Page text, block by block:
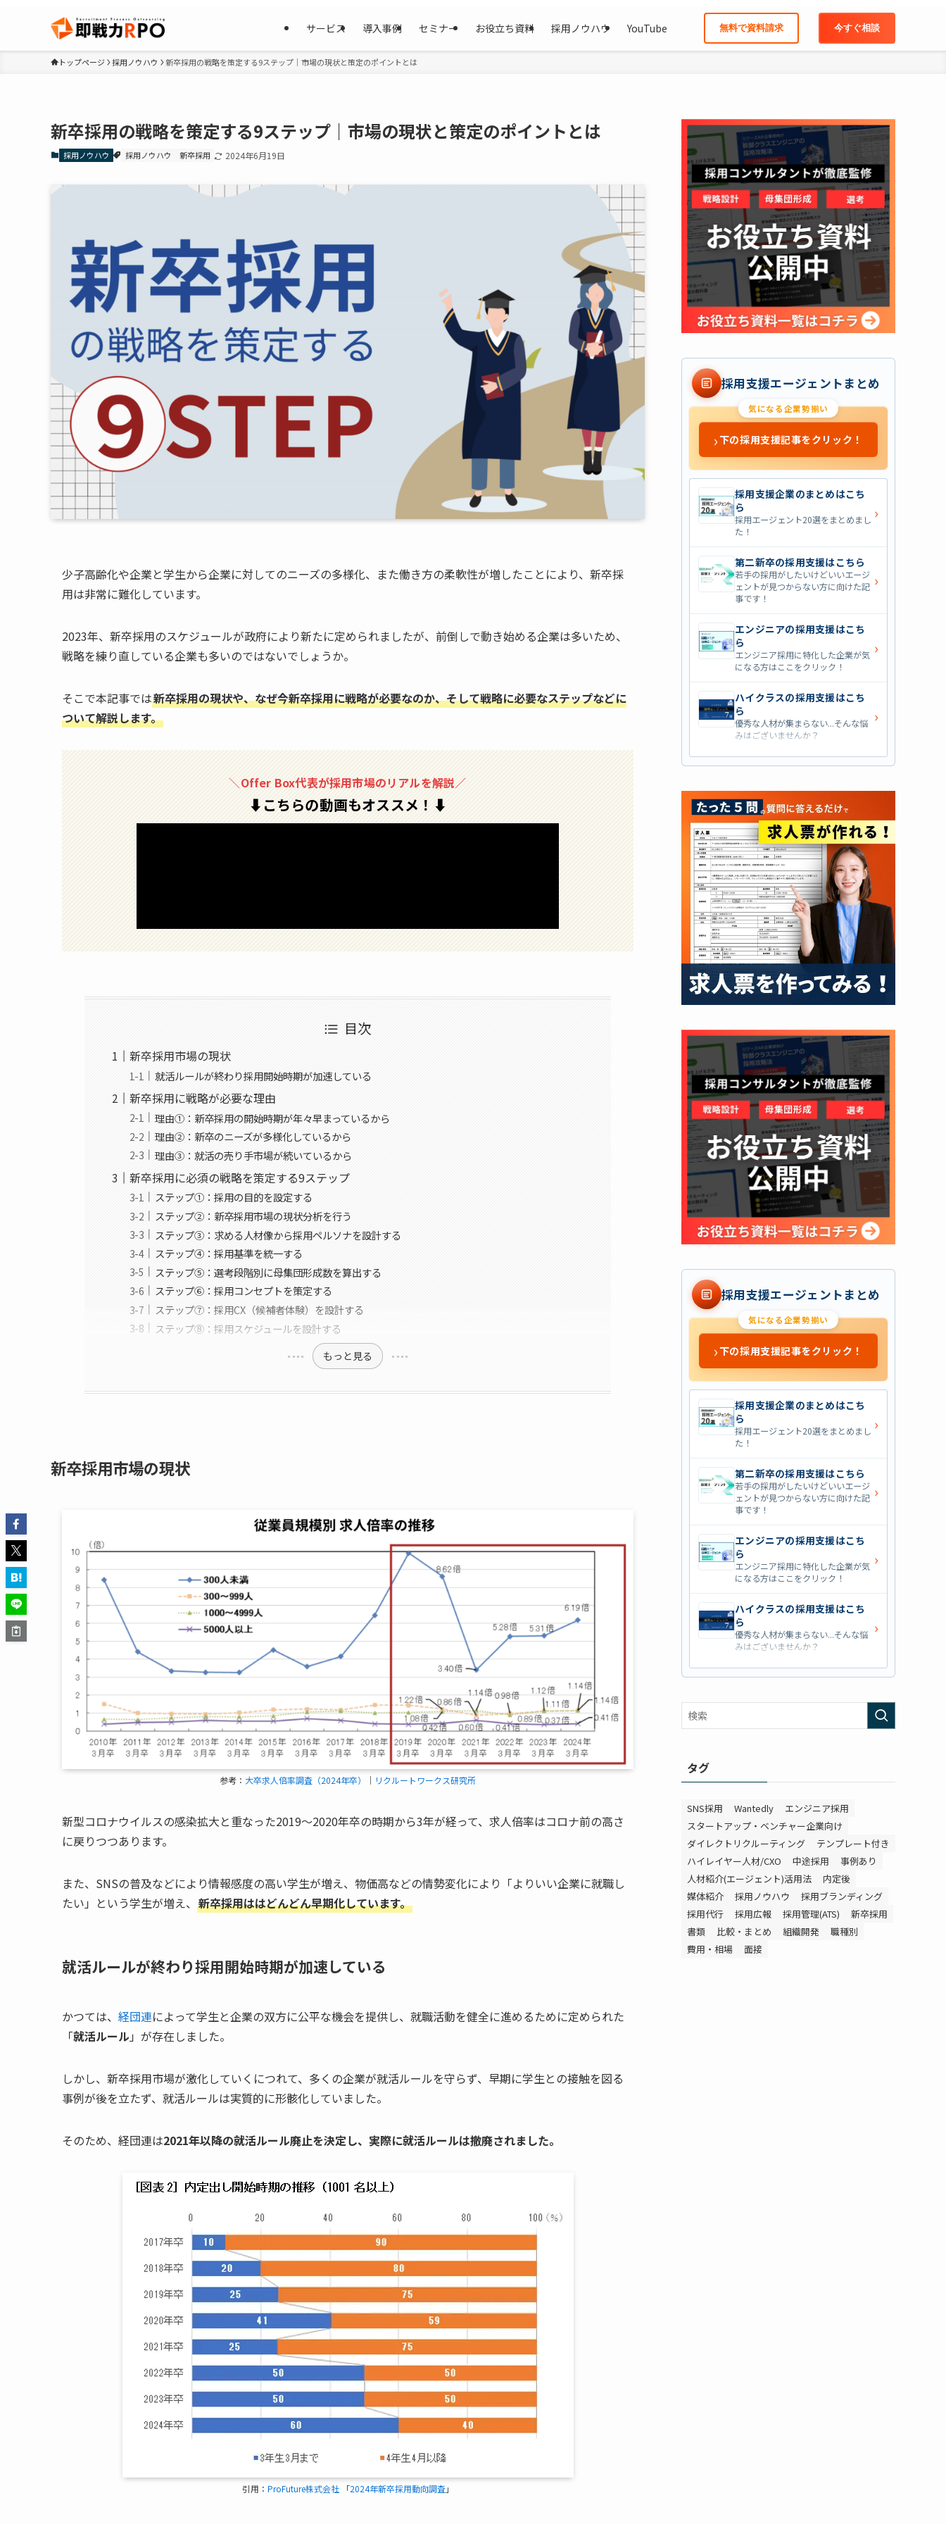
サービス 導入事例 セミナー お役立ち資料 採用ノウハウ YouTube 無料で資料請求 今すぐ相談
トップページ 採用ノウハウ 新卒採用の戦略を策定する9ステップ｜市場の現状と策定のポイントとは
新卒採用の戦略を策定する9ステップ｜市場の現状と策定のポイントとは
採用ノウハウ 採用ノウハウ 新卒採用 2024年6月19日
少子高齢化や企業と学生から企業に対してのニーズの多様化、また働き方の柔軟性が増したことにより、新卒採
用は非常に難化しています。
2023年、新卒採用のスケジュールが政府により新たに定められましたが、前倒しで動き始める企業は多いため、
戦略を練り直している企業も多いのではないでしょうか。
そこで本記事では新卒採用の現状や、なぜ今新卒採用に戦略が必要なのか、そして戦略に必要なステップなどに
ついて解説します。
＼Offer Box代表が採用市場のリアルを解説／
⬇︎こちらの動画もオススメ！ ⬇︎
目次
新卒採用市場の現状
就活ルールが終わり採用開始時期が加速している
新卒採用に戦略が必要な理由
理由①：新卒採用の開始時期が年々早まっているから
理由②：新卒のニーズが多様化しているから
理由③：就活の売り手市場が続いているから
新卒採用に必須の戦略を策定する9ステップ
ステップ①：採用の目的を設定する
ステップ②：新卒採用市場の現状分析を行う
ステップ③：求める人材像から採用ペルソナを設計する
ステップ④：採用基準を統一する
ステップ⑤：選考段階別に母集団形成数を算出する
ステップ⑥：採用コンセプトを策定する
ステップ⑦：採用CX（候補者体験）を設計する
ステップ⑧：採用スケジュールを設計する
もっと見る
新卒採用市場の現状
参考： 大卒求人倍率調査（2024年卒） ｜ リクルートワークス研究所
新型コロナウイルスの感染拡大と重なった2019〜2020年卒の時期から3年が経って、求人倍率はコロナ前の高さ
に戻りつつあります。
また、SNSの普及などにより情報感度の高い学生が増え、物価高などの情勢変化により「よりいい企業に就職し
たい」という学生が増え、 新卒採用ははどんどん早期化しています。
就活ルールが終わり採用開始時期が加速している
かつては、 経団連によって学生と企業の双方に公平な機会を提供し、就職活動を健全に進めるために定められた
「就活ルール 」が存在しました。
しかし、新卒採用市場が激化していくにつれて、多くの企業が就活ルールを守らず、早期に学生との接触を図る
事例が後を立たず、就活ルールは実質的に形骸化していました。
そのため、経団連は2021年以降の就活ルール廃止を決定し、実際に就活ルールは撤廃されました。
引用： ProFuture株式会社「2024年新卒採用動向調査」
採用支援エージェントまとめ
気になる企業勢揃い
›下の採用支援記事をクリック！
採用支援企業のまとめはこち
ら
採用エージェント20選をまとめまし
た！
›
第二新卒の採用支援はこちら
若手の採用がしたいけどいいエージ
ェントが見つからない方に向けた記
事です！
›
エンジニアの採用支援はこち
ら
エンジニア採用に特化した企業が気
になる方はここをクリック！
›
ハイクラスの採用支援はこち
ら
優秀な人材が集まらない...そんな悩
みはございませんか？
›
営業職の採用支援はこちら
した企業を七つ集めました！
外資系の採用支援はこちら
外資系企業の採用支援を行っている
会社はこちらから！
›
採用支援エージェントまとめ
気になる企業勢揃い
›下の採用支援記事をクリック！
採用支援企業のまとめはこち
ら
採用エージェント20選をまとめまし
た！
›
第二新卒の採用支援はこちら
若手の採用がしたいけどいいエージ
ェントが見つからない方に向けた記
事です！
›
エンジニアの採用支援はこち
ら
エンジニア採用に特化した企業が気
になる方はここをクリック！
›
ハイクラスの採用支援はこち
ら
優秀な人材が集まらない...そんな悩
みはございませんか？
›
営業職の採用支援はこちら
した企業を七つ集めました！
外資系の採用支援はこちら
タグ
SNS採用 Wantedly
エンジニア採用
スタートアップ・ベンチャー企業向け
ダイレクトリクルーティング
テンプレート付き
ハイレイヤー人材/CXO
中途採用
事例あり
人材紹介(エージェント)活用法
内定後
媒体紹介
採用ノウハウ
採用ブランディング
採用代行
採用広報 採用管理(ATS)
新卒採用
書類
比較・まとめ 組織開発
職種別
費用・相場
面接